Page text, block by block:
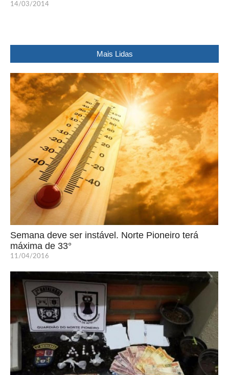
14/03/2014
Mais Lidas
Semana deve ser instável. Norte Pioneiro terá
máxima de 33°
11/04/2016